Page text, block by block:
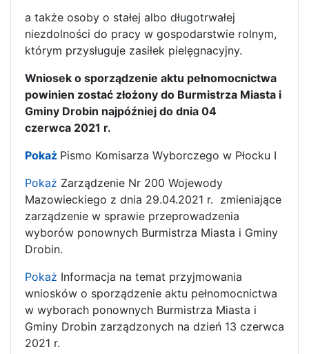
a także osoby o stałej albo długotrwałej
niezdolności do pracy w gospodarstwie rolnym,
którym przysługuje zasiłek pielęgnacyjny.
Wniosek o sporządzenie aktu pełnomocnictwa
powinien zostać złożony do Burmistrza Miasta i
Gminy Drobin najpóźniej do dnia 04
czerwca 2021 r.
Pokaż Pismo Komisarza Wyborczego w Płocku I
Pokaż Zarządzenie Nr 200 Wojewody
Mazowieckiego z dnia 29.04.2021 r. zmieniające
zarządzenie w sprawie przeprowadzenia
wyborów ponownych Burmistrza Miasta i Gminy
Drobin.
Pokaż Informacja na temat przyjmowania
wniosków o sporządzenie aktu pełnomocnictwa
w wyborach ponownych Burmistrza Miasta i
Gminy Drobin zarządzonych na dzień 13 czerwca
2021 r.